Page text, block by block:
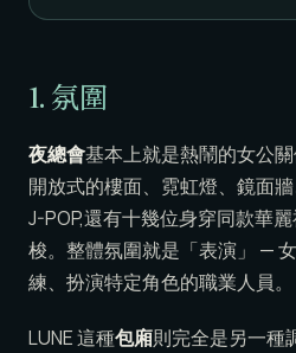
1. 氛圍
夜總會基本上就是熱鬧的女公
開放式的樓面、霓虹燈、鏡面
J-POP,還有十幾位身穿同款華
梭。整體氛圍就是「表演」 —
練、扮演特定角色的職業人員。
LUNE 這種包廂則完全是另一種